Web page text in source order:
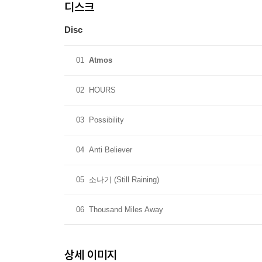
디스크
Disc
01 Atmos
02 HOURS
03 Possibility
04 Anti Believer
05 소나기 (Still Raining)
06 Thousand Miles Away
상세 이미지